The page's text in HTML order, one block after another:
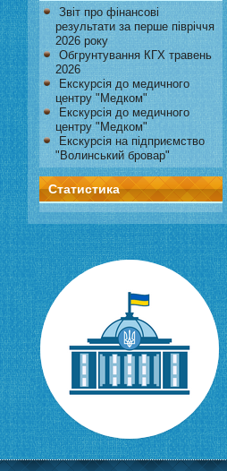
Звіт про фінансові
результати за перше півріччя
2026 року
Обгрунтування КГХ травень
2026
Екскурсія до медичного
центру "Медком"
Екскурсія до медичного
центру "Медком"
Екскурсія на підприємство
"Волинський бровар"
Статистика